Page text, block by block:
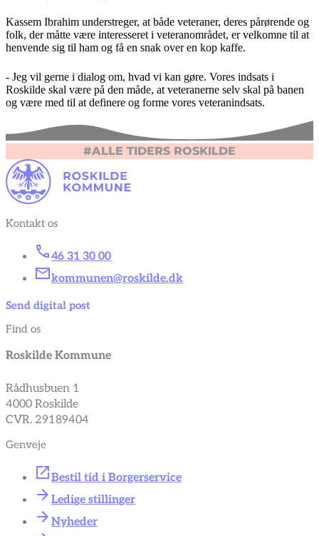
Kassem Ibrahim understreger, at både veteraner, deres pårørende og
folk, der måtte være interesseret i veteranområdet, er velkomne til at
henvende sig til ham og få en snak over en kop kaffe.
- Jeg vil gerne i dialog om, hvad vi kan gøre. Vores indsats i
Roskilde skal være på den måde, at veteranerne selv skal på banen
og være med til at definere og forme vores veteranindsats.
#ALLE TIDERS ROSKILDE
Kontakt os
46 31 30 00
kommunen@roskilde.dk
Send digital post
Find os
Roskilde Kommune
Rådhusbuen 1
4000 Roskilde
CVR. 29189404
Genveje
Bestil tid i Borgerservice
Ledige stillinger
Nyheder